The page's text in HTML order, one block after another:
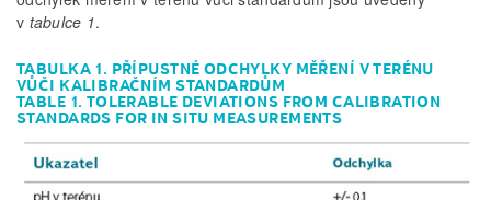
v tabulce 1.
TABULKA 1. PŘÍPUSTNÉ ODCHYLKY MĚŘENÍ V TERÉNU
VŮČI KALIBRAČNÍM STANDARDŮM
TABLE 1. TOLERABLE DEVIATIONS FROM CALIBRATION
STANDARDS FOR IN SITU MEASUREMENTS